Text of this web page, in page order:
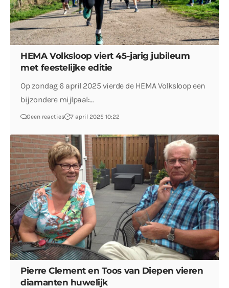
HEMA Volksloop viert 45-jarig jubileum
met feestelijke editie
Op zondag 6 april 2025 vierde de HEMA Volksloop een
bijzondere mijlpaal:…
Geen reacties 7 april 2025 10:22
Pierre Clement en Toos van Diepen vieren
diamanten huwelijk